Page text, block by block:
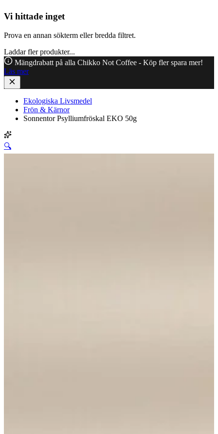
Vi hittade inget
Prova en annan sökterm eller bredda filtret.
Laddar fler produkter...
Mängdrabatt på alla Chikko Not Coffee - Köp fler spara mer!
Läs mer
Ekologiska Livsmedel
Frön & Kärnor
Sonnentor Psylliumfröskal EKO 50g
🔍